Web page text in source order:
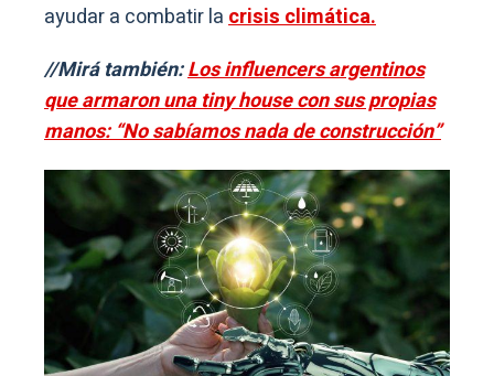
ayudar a combatir lacrisis climática.
//Mirá también:Los influencers argentinos
que armaron una tiny house con sus propias
manos: “No sabíamos nada de construcción”